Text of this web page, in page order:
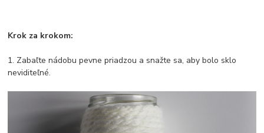
Krok za krokom:
1. Zabaľte nádobu pevne priadzou a snažte sa, aby bolo sklo
neviditeľné.